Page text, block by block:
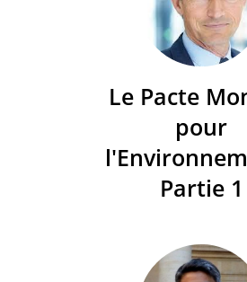
Le Pacte
pour
Partie 1